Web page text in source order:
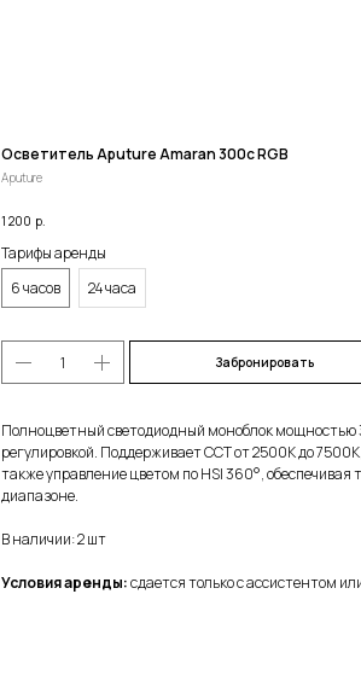
Осветитель Aputure Amaran 300c RGB
Aputure
1 200 р.
Тарифы аренды
6 часов
24 часа
Забронировать
Полноцветный светодиодный моноблок мощностью
регулировкой. Поддерживает CCT от 2500K до
также управление цветом по HSI 360°,
диапазоне.
В наличии: 2 шт
Условия аренды:сдается только с ассистентом